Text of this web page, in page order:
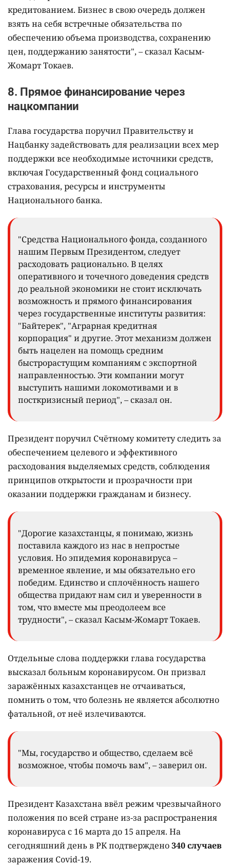
кредитованием. Бизнес в свою очередь должен
взять на себя встречные обязательства по
обеспечению объема производства, сохранению
цен, поддержанию занятости", – сказал Касым-
Жомарт Токаев.
8. Прямое финансирование через
нацкомпании
Глава государства поручил Правительству и
Нацбанку задействовать для реализации всех мер
поддержки все необходимые источники средств,
включая Государственный фонд социального
страхования, ресурсы и инструменты
Национального банка.
"Средства Национального фонда, созданного
нашим Первым Президентом, следует
расходовать рационально. В целях
оперативного и точечного доведения средств
до реальной экономики не стоит исключать
возможность и прямого финансирования
через государственные институты развития:
"Байтерек", "Аграрная кредитная
корпорация" и другие. Этот механизм должен
быть нацелен на помощь средним
быстрорастущим компаниям с экспортной
направленностью. Эти компании могут
выступить нашими локомотивами и в
посткризисный период", – сказал он.
Президент поручил Счётному комитету следить за
обеспечением целевого и эффективного
расходования выделяемых средств, соблюдения
принципов открытости и прозрачности при
оказании поддержки гражданам и бизнесу.
"Дорогие казахстанцы, я понимаю, жизнь
поставила каждого из нас в непростые
условия. Но эпидемия коронавируса –
временное явление, и мы обязательно его
победим. Единство и сплочённость нашего
общества придают нам сил и уверенности в
том, что вместе мы преодолеем все
трудности", – сказал Касым-Жомарт Токаев.
Отдельные слова поддержки глава государства
высказал больным коронавирусом. Он призвал
заражённых казахстанцев не отчаиваться,
помнить о том, что болезнь не является абсолютно
фатальной, от неё излечиваются.
"Мы, государство и общество, сделаем всё
возможное, чтобы помочь вам", – заверил он.
Президент Казахстана ввёл режим чрезвычайного
положения по всей стране из-за распространения
коронавируса с 16 марта до 15 апреля. На
сегодняшний день в РК подтверждено340 случаев
заражения Covid-19.